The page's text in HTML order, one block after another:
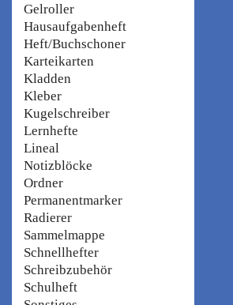
Gelroller
Hausaufgabenheft
Heft/Buchschoner
Karteikarten
Kladden
Kleber
Kugelschreiber
Lernhefte
Lineal
Notizblöcke
Ordner
Permanentmarker
Radierer
Sammelmappe
Schnellhefter
Schreibzubehör
Schulheft